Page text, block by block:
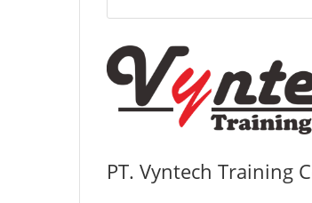
PT. Vyntech Training